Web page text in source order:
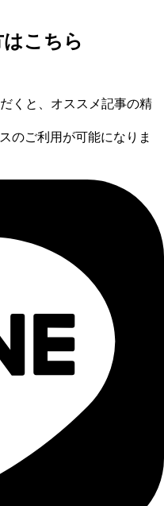
こちら
くと、オススメ記事の精
のご利用が可能になりま